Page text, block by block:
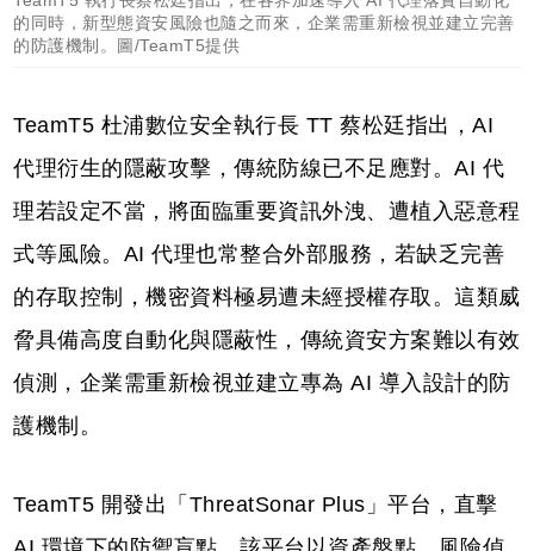
的同時，新型態資安風險也隨之而來，企業需重新檢視並建立完善
的防護機制。圖/TeamT5提供
TeamT5 杜浦數位安全執行長 TT 蔡松廷指出，AI
代理衍生的隱蔽攻擊，傳統防線已不足應對。AI 代
理若設定不當，將面臨重要資訊外洩、遭植入惡意程
式等風險。AI 代理也常整合外部服務，若缺乏完善
的存取控制，機密資料極易遭未經授權存取。這類威
脅具備高度自動化與隱蔽性，傳統資安方案難以有效
偵測，企業需重新檢視並建立專為 AI 導入設計的防
護機制。
TeamT5 開發出「ThreatSonar Plus」平台，直擊